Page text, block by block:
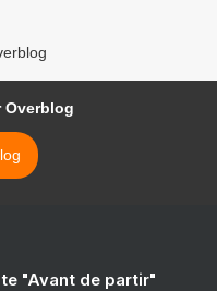
Overblog
"Avant de partir"